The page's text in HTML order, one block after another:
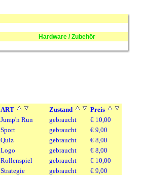
Hardware / Zubehör
ART Zustand
Preis
Jump'n Run gebraucht
€ 10,00
Sport gebraucht
€ 9,00
Quiz gebraucht
€ 8,00
Logo gebraucht
€ 8,00
Rollenspiel gebraucht
€ 10,00
Strategie gebraucht
€ 9,00